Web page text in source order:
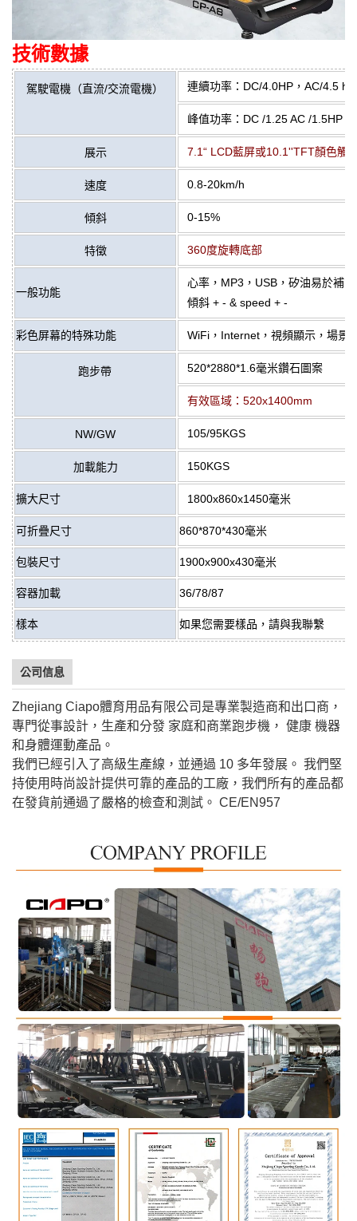
技術數據
駕駛電機（直流/交流電機） 連續功率：DC/4.0HP，AC/4.5 hp
峰值功率：DC /1.25 AC /1.5HP
展示 7.1“ LCD藍屏或10.1''TFT顏色觸
速度 0.8-20km/h
傾斜 0-15%
特徵 360度旋轉底部
一般功能
心率，MP3，USB，矽油易於補
傾斜 + - & speed + -
彩色屏幕的特殊功能 WiFi，Internet，視頻顯示，場景
跑步帶 520*2880*1.6毫米鑽石圖案
有效區域：520x1400mm
NW/GW 105/95KGS
加載能力 150KGS
擴大尺寸 1800x860x1450毫米
可折疊尺寸 860*870*430毫米
包裝尺寸 1900x900x430毫米
容器加載 36/78/87
樣本 如果您需要樣品，請與我聯繫
公司信息
Zhejiang Ciapo體育用品有限公司是專業製造商和出口商，
專門從事設計，生產和分發 家庭和商業跑步機， 健康 機器
和身體運動產品。
我們已經引入了高級生產線，並通過 10 多年發展。 我們堅
持使用時尚設計提供可靠的產品的工廠，我們所有的產品都
在發貨前通過了嚴格的檢查和測試。 CE/EN957